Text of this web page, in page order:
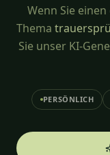
Wenn Sie
Thema
Sie unser KI-
PERSÖNLICH